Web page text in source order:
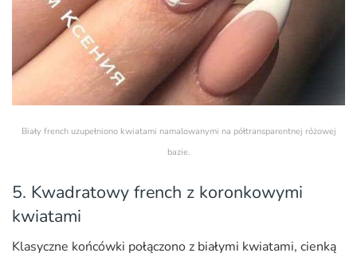
Biały french uzupełniono kwiatami namalowanymi na półtransparentnej różowej
bazie.
5. Kwadratowy french z koronkowymi
kwiatami
Klasyczne końcówki połączono z białymi kwiatami, cienką